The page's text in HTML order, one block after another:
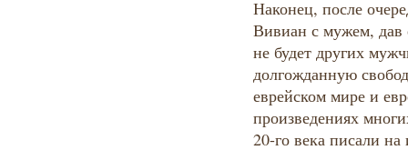
Наконец, после
Вивиан с мужем, дав
не будет других
долгожданную
еврейском мире и
произведениях
20-го века писали